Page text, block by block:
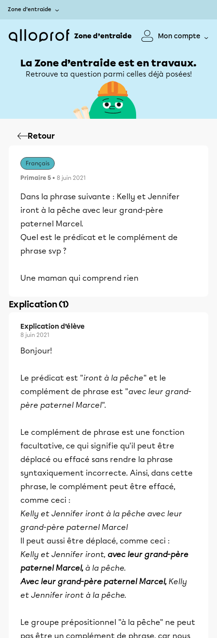
Zone d’entraide
Zone d’entraide Mon compte
La Zone d’entraide est en travaux.
Retrouve ta question parmi celles déjà posées!
Retour
Français
Primaire 5 • 8 juin 2021
Dans la phrase suivante : Kelly et Jennifer
iront à la pêche avec leur grand-père
paternel Marcel.
Quel est le prédicat et le complément de
phrase svp ?
Une maman qui comprend rien
Explication (1)
Explication d’élève
8 juin 2021
Bonjour!
Le prédicat est "iront à la pêche" et le
complément de phrase est "avec leur grand-
père paternel Marcel".
Le complément de phrase est une fonction
facultative, ce qui signifie qu'il peut être
déplacé ou effacé sans rendre la phrase
syntaxiquement incorrecte. Ainsi, dans cette
phrase, le complément peut être effacé,
comme ceci :
Kelly et Jennifer iront à la pêche avec leur
grand-père paternel Marcel
Il peut aussi être déplacé, comme ceci :
Kelly et Jennifer iront, avec leur grand-père
paternel Marcel, à la pêche.
Avec leur grand-père paternel Marcel, Kelly
et Jennifer iront à la pêche.
Le groupe prépositionnel "à la pêche" ne peut
pas être un complément de phrase, car nous